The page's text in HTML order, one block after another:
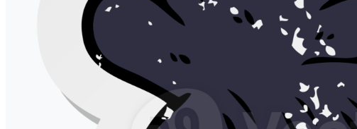
Événements Éditoriaux